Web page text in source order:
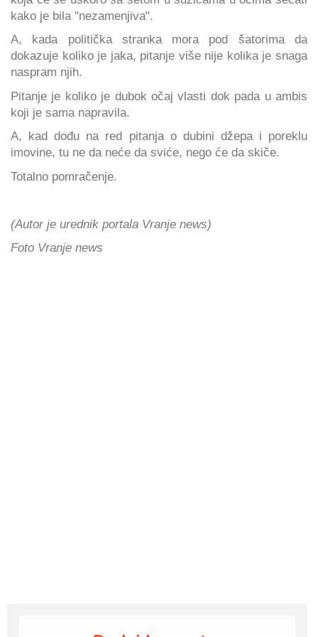
kako je bila "nezamenjiva".
A, kada politička stranka mora pod šatorima da
dokazuje koliko je jaka, pitanje više nije kolika je snaga
naspram njih.
Pitanje je koliko je dubok očaj vlasti dok pada u ambis
koji je sama napravila.
A, kad dođu na red pitanja o dubini džepa i poreklu
imovine, tu ne da neće da sviće, nego će da skiče.
Totalno pomračenje.
(Autor je urednik portala Vranje news)
Foto Vranje news